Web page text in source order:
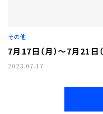
その他
7月17日（月）～7月21日
2023.07.17